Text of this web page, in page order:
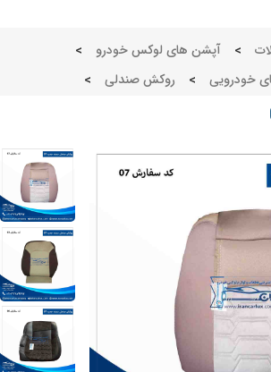
> آپشن های لوکس خودرو >
خودرویی > روکش صندلی >